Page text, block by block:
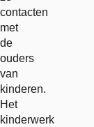
contacten
met
de
ouders
van
kinderen.
Het
kinderwerk